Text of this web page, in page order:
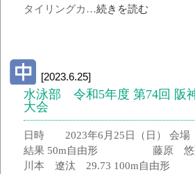
タイリングカ…続きを読む
[2023.6.25]
水泳部 令和5年度 第74回 阪
大会
日時 2023年6月25日（日） 会
結果 50m自由形 藤
川本 遼汰 29.73 100m自